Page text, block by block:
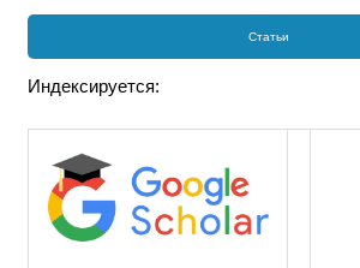
Статьи
Индексируется: